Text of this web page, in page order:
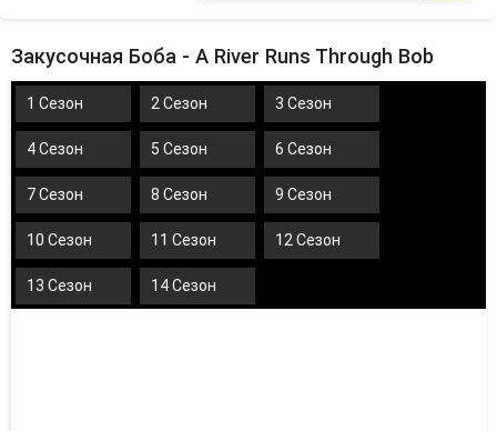
Закусочная Боба - A River Runs Through Bob
1 Сезон 2 Сезон 3 Сезон
4 Сезон 5 Сезон 6 Сезон
7 Сезон 8 Сезон 9 Сезон
10 Сезон 11 Сезон 12 Сезон
13 Сезон 14 Сезон